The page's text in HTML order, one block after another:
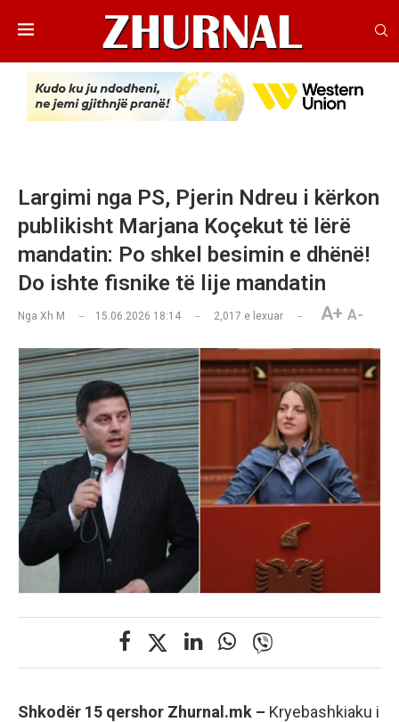
Largimi nga PS, Pjerin Ndreu i kërkon
publikisht Marjana Koçekut të lërë
mandatin: Po shkel besimin e dhënë!
Do ishte fisnike të lije mandatin
Nga Xh M 15.06.2026 18:14 2,017 e lexuar A+ A-
Shkodër 15 qershor Zhurnal.mk – Kryebashkiaku i